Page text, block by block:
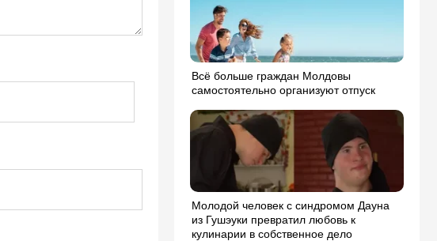
Всё больше граждан Молдовы
самостоятельно организуют отпуск
Молодой человек с синдромом Дауна
из Гушэуки превратил любовь к
кулинарии в собственное дело